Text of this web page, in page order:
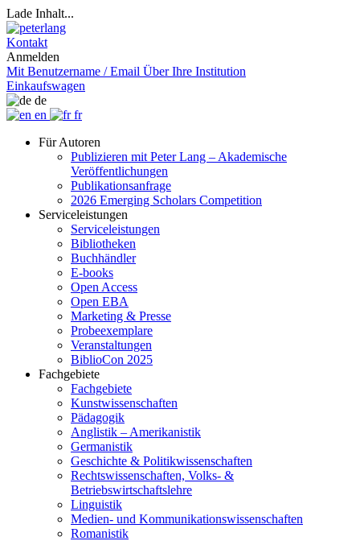
Lade Inhalt...
Kontakt
Anmelden
Mit Benutzername / Email Über Ihre Institution
Einkaufswagen
de
en
fr
Für Autoren
Publizieren mit Peter Lang – Akademische
Veröffentlichungen
Publikationsanfrage
2026 Emerging Scholars Competition
Serviceleistungen
Serviceleistungen
Bibliotheken
Buchhändler
E-books
Open Access
Open EBA
Marketing & Presse
Probeexemplare
Veranstaltungen
BiblioCon 2025
Fachgebiete
Fachgebiete
Kunstwissenschaften
Pädagogik
Anglistik – Amerikanistik
Germanistik
Geschichte & Politikwissenschaften
Rechtswissenschaften, Volks- &
Betriebswirtschaftslehre
Linguistik
Medien- und Kommunikationswissenschaften
Romanistik